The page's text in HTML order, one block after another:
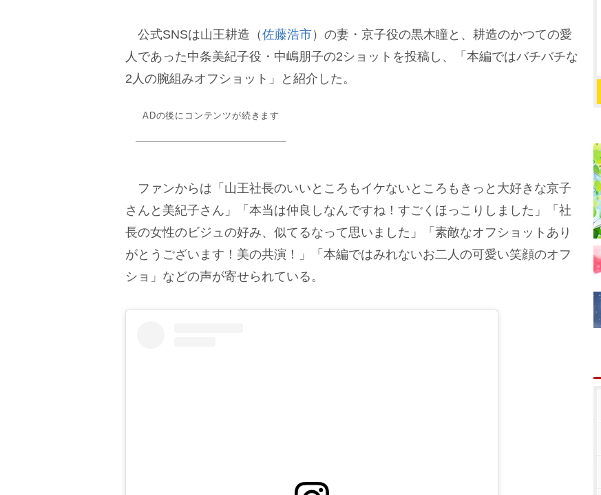
公式SNSは山王耕造（佐藤浩市）の妻・京子役の黒木瞳と、耕造のかつての愛
人であった中条美紀子役・中嶋朋子の2ショットを投稿し、「本編ではバチバチな
2人の腕組みオフショット」と紹介した。
ADの後にコンテンツが続きます
ファンからは「山王社長のいいところもイケないところもきっと大好きな京子
さんと美紀子さん」「本当は仲良しなんですね！すごくほっこりしました」「社
長の女性のビジュの好み、似てるなって思いました」「素敵なオフショットあり
がとうございます！美の共演！」「本編ではみれないお二人の可愛い笑顔のオフ
ショ」などの声が寄せられている。